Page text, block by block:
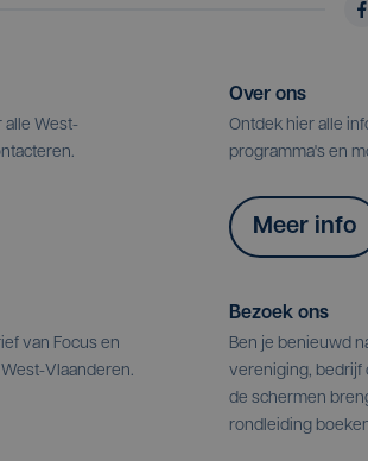
alle West-
Over ons
Ontdek hier alle
programma's en
Meer info
van Focus en
Vlaanderen.
Bezoek ons
Ben je benieuwd
vereniging, bedrijf
de schermen
rondleiding